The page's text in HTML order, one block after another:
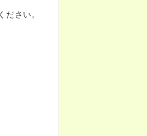
さい。